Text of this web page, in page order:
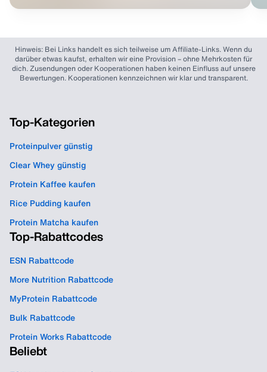
Hinweis: Bei Links handelt es sich teilweise um Affiliate-Links. Wenn du
darüber etwas kaufst, erhalten wir eine Provision – ohne Mehrkosten für
dich. Zusendungen oder Kooperationen haben keinen Einfluss auf unsere
Bewertungen. Kooperationen kennzeichnen wir klar und transparent.
Top-Kategorien
Proteinpulver günstig
Clear Whey günstig
Protein Kaffee kaufen
Rice Pudding kaufen
Protein Matcha kaufen
Top-Rabattcodes
ESN Rabattcode
More Nutrition Rabattcode
MyProtein Rabattcode
Bulk Rabattcode
Protein Works Rabattcode
Beliebt